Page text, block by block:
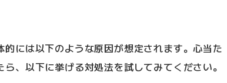
には以下のような原因が想定されます。心当た
、以下に挙げる対処法を試してみてください。